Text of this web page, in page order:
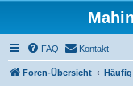
FAQ Kontakt
Foren-Übersicht